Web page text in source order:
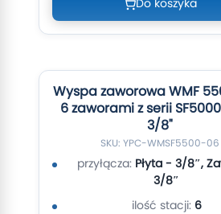
Do koszyka
Wyspa zaworowa WMF
6 zaworami z serii
3/8"
SKU: YPC-WMSF5500-06
przyłącza: Płyta - 3/8″,
3/8″
ilość stacji: 6